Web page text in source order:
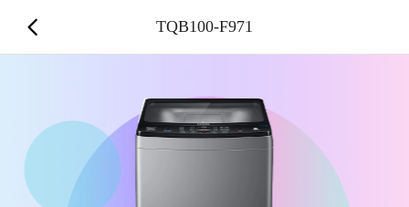
TQB100-F971